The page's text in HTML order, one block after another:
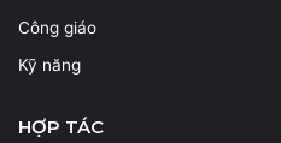
Công giáo
Kỹ năng
HỢP TÁC